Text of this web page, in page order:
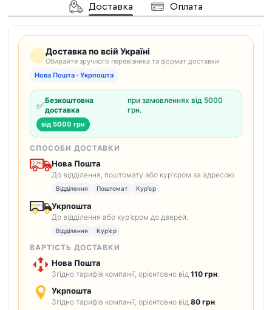
Доставка Оплата
Доставка по всій Україні
Обирайте зручного перевізника та формат доставки
Нова Пошта · Укрпошта
✅Безкоштовна
доставка
при замовленнях від 5000
грн.
від 5000 грн
СПОСОБИ ДОСТАВКИ
Нова Пошта
До відділення, поштомату або кур'єром за адресою.
Відділення Поштомат Кур'єр
Укрпошта
До відділення або кур'єром до дверей.
Відділення Кур'єр
ВАРТІСТЬ ДОСТАВКИ
Нова Пошта
Згідно тарифів компанії, орієнтовно від 110 грн
Укрпошта
Згідно тарифів компанії, орієнтовно від 80 грн